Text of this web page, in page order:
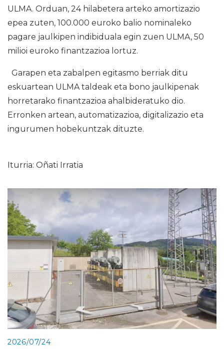
ULMA. Orduan, 24 hilabetera arteko amortizazio
epea zuten, 100.000 euroko balio nominaleko
pagare jaulkipen indibiduala egin zuen ULMA, 50
milioi euroko finantzazioa lortuz.
Garapen eta zabalpen egitasmo berriak ditu
eskuartean ULMA taldeak eta bono jaulkipenak
horretarako finantzazioa ahalbideratuko dio.
Erronken artean, automatizazioa, digitalizazio eta
ingurumen hobekuntzak dituzte.
Iturria: Oñati Irratia
2026/07/24